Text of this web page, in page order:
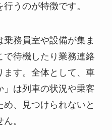
うのが特徴です。
務員室や設備が集ま
で待機したり業務連絡
ます。全体として、車
は列車の状況や乗客
、見つけられないと
。